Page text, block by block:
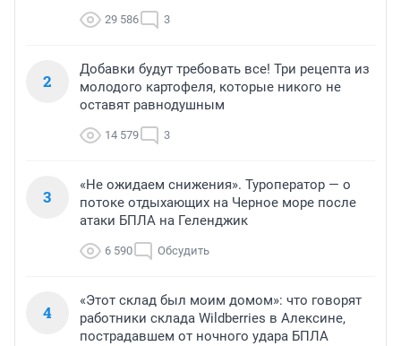
29 586 3
2
Добавки будут требовать все! Три рецепта из
молодого картофеля, которые никого не
оставят равнодушным
14 579 3
3
«Не ожидаем снижения». Туроператор — о
потоке отдыхающих на Черное море после
атаки БПЛА на Геленджик
6 590 Обсудить
4
«Этот склад был моим домом»: что говорят
работники склада Wildberries в Алексине,
пострадавшем от ночного удара БПЛА